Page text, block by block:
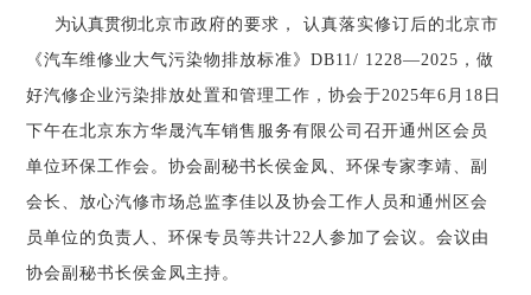
为认真贯彻北京市政府的要求， 认真落实修订后的北京市
《汽车维修业大气污染物排放标准》DB11/ 1228—2025，做
好汽修企业污染排放处置和管理工作，协会于2025年6月18日
下午在北京东方华晟汽车销售服务有限公司召开通州区会员
单位环保工作会。协会副秘书长侯金凤、环保专家李靖、副
会长、放心汽修市场总监李佳以及协会工作人员和通州区会
员单位的负责人、环保专员等共计22人参加了会议。会议由
协会副秘书长侯金凤主持。